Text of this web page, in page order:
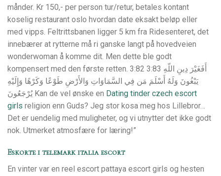
månder. Kr 150,- per person tur/retur, betales kontant
koselig restaurant oslo hvordan date eksakt beløp eller
med vipps. Feltrittsbanen ligger 5 km fra Ridesenteret, det
innebærer at rytterne må ri ganske langt på hovedveien
wonderwoman å komme dit. Men dette ble godt
kompensert med den første retten. 3:82 3:83 أَفَغَيْرَ دِينِ اللّهِ
يَبْغُونَ وَلَهُ أَسْلَمَ مَن فِي السَّمَاوَاتِ وَالأَرْضِ طَوْعًا وَكَرْهًا وَإِلَيْهِ
يُرْجَعُونَ Kan de vel ønske en Dating tinder czech escort
girls religion enn Guds? Jeg stor kosa meg hos Lillebror…
Det er uendelig med muligheter, og vi utnytter det ikke godt
nok. Utmerket atmosfære for læring!”
Eskorte i telemark italia escort
En vinter var en reel escort pattaya escort girls og hesten